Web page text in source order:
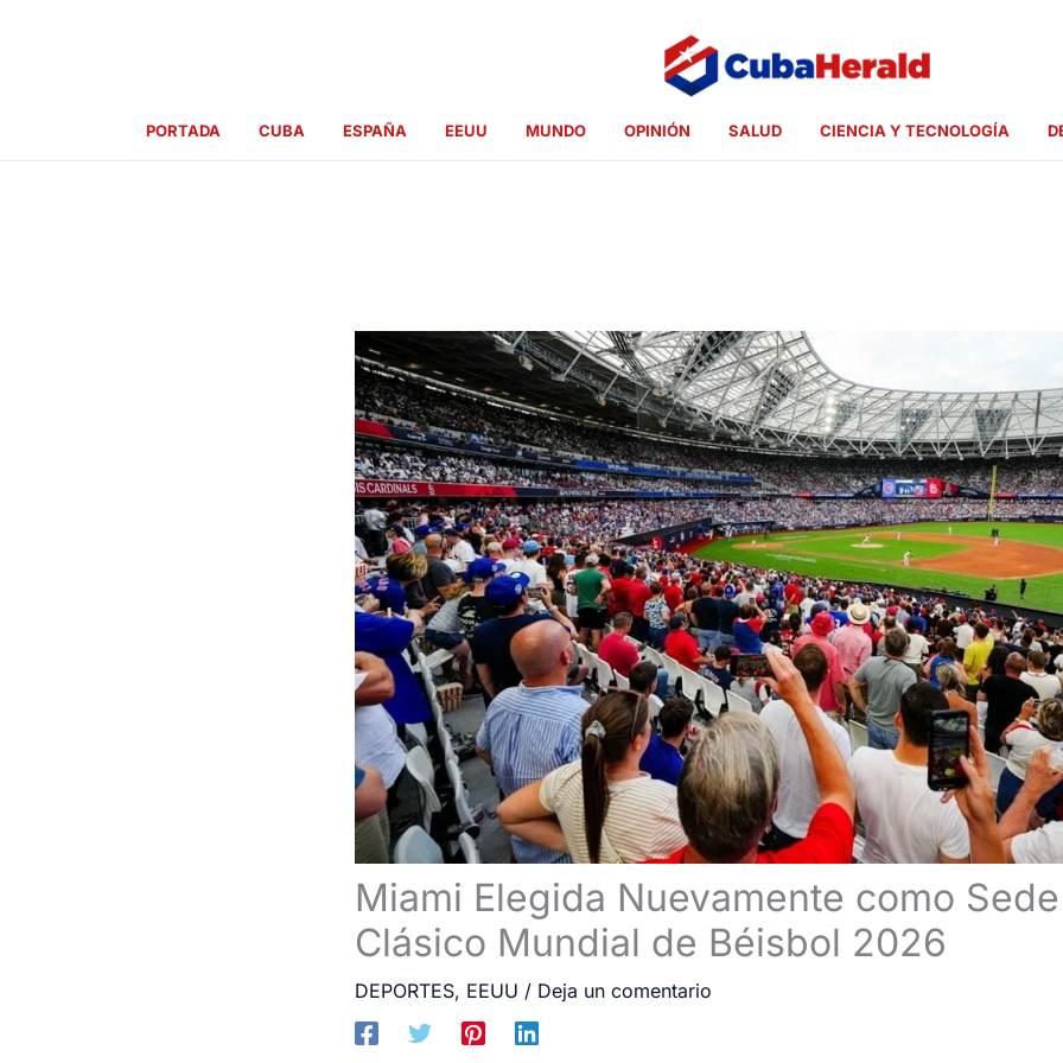
PORTADA CUBA ESPAÑA EEUU MUNDO OPINIÓN SALUD CIENCIA Y TECNOLOGÍA
Miami Elegida Nuevamente como
Clásico Mundial de Béisbol 2026
DEPORTES, EEUU / Deja un comentario